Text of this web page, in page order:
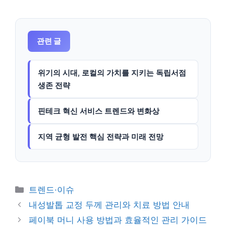
관련 글
위기의 시대, 로컬의 가치를 지키는 독립서점
생존 전략
핀테크 혁신 서비스 트렌드와 변화상
지역 균형 발전 핵심 전략과 미래 전망
카
테
고
리
트렌드·이슈
내성발톱 교정 두께 관리와 치료 방법 안내
페이북 머니 사용 방법과 효율적인 관리 가이드